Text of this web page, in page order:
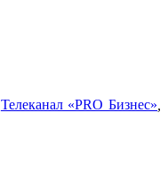
Телеканал «PRO Бизнес»